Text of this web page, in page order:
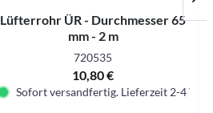
Lüfterrohr ÜR - Durchmesser 65
mm - 2 m
720535
10,80 €
Sofort versandfertig. Lieferzeit 2-4 Tage.